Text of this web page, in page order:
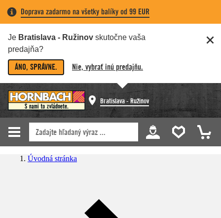
Doprava zadarmo na všetky balíky od 99 EUR
Je Bratislava - Ružinov skutočne vaša
predajňa?
ÁNO, SPRÁVNE. Nie, vybrať inú predajňu.
Bratislava - Ružinov
Úvodná stránka